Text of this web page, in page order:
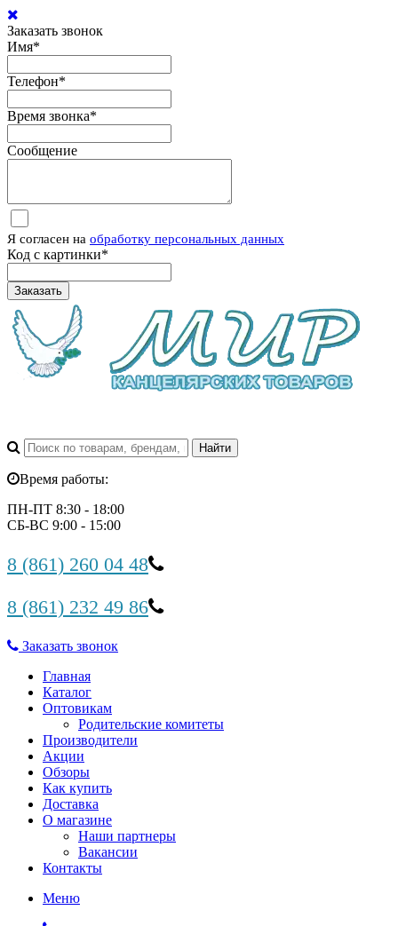
Заказать звонок
Имя*
Телефон*
Время звонка*
Сообщение
Я согласен на обработку персональных данных
Код с картинки*
Заказать
Время работы:
ПН-ПТ 8:30 - 18:00
СБ-ВС 9:00 - 15:00
8 (861) 260 04 48
8 (861) 232 49 86
Заказать звонок
Главная
Каталог
Оптовикам
Родительские комитеты
Производители
Акции
Обзоры
Как купить
Доставка
О магазине
Наши партнеры
Вакансии
Контакты
Меню